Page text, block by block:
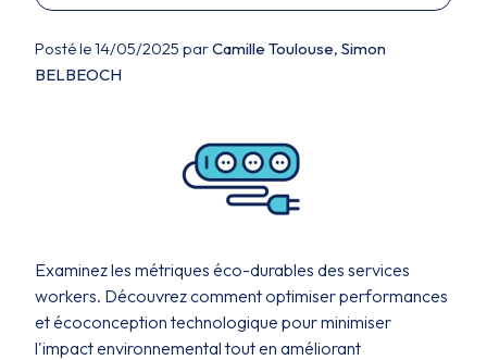
Posté le 14/05/2025 parCamille Toulouse, Simon
BELBEOCH
Examinez les métriques éco-durables des services
workers. Découvrez comment optimiser performances
et écoconception technologique pour minimiser
l'impact environnemental tout en améliorant